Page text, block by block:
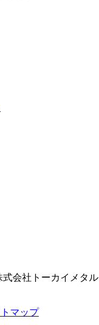
式会社トーカイメタル
マップ